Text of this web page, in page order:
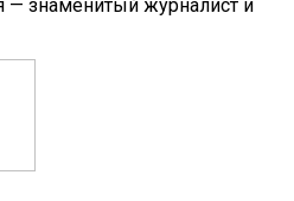
— знаменитый журналист и